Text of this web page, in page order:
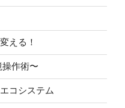
える！
作術〜
コシステム